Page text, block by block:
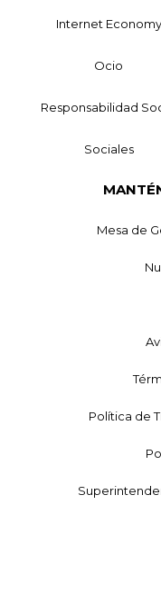
Internet Economy
Ocio
Responsabilidad
Sociales
Mesa de
Política de